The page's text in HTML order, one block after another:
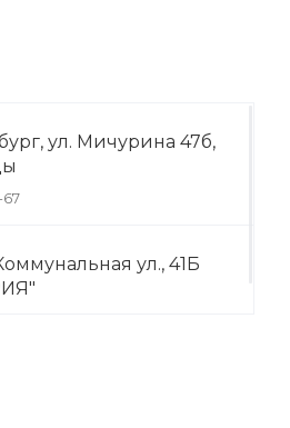
ул. Мичурина 47б,
67
ул., 41Б